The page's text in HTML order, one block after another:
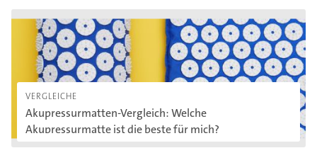
VERGLEICHE
Akupressurmatten-Vergleich: Welche
Akupressurmatte ist die beste für mich?
Akupressurmatten-Vergleich: Welche Akupressurmatte ist die